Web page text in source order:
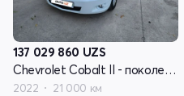
137 029 860 UZS
Chevrolet Cobalt II - поколение рестайлинг
2022 21 000 км